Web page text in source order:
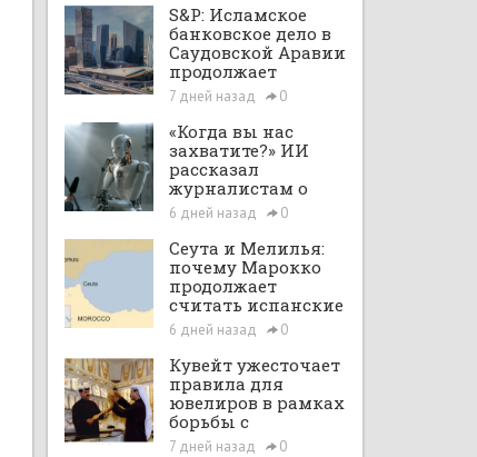
S&P: Исламское
банковское дело в
Саудовской Аравии
продолжает
расширяться при
поддержке Vision
2030 и рыночных
реформ
7 дней назад 0
«Когда вы нас
захватите?» ИИ
рассказал
журналистам о
планах по
покорению мира в
большом интервью
с ChatGPT
6 дней назад 0
Сеута и Мелилья:
почему Марокко
продолжает
считать испанские
анклавы своими
территориями
6 дней назад 0
Кувейт ужесточает
правила для
ювелиров в рамках
борьбы с
отмыванием денег
7 дней назад 0